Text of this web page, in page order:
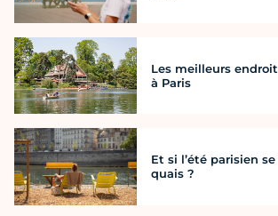
Les meilleurs
à Paris
Et si l’été parisien
quais ?